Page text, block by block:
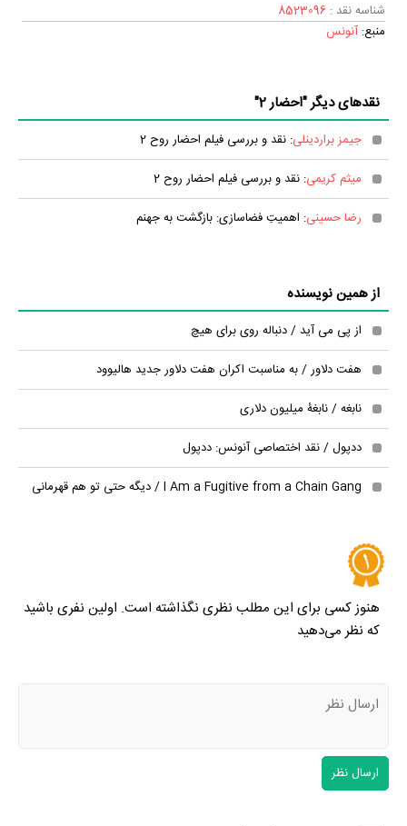
شناسه نقد : 8523096
منبع:آنونس
نقدهای دیگر "احضار 2"
جیمز براردینلی: نقد و بررسی فیلم احضار روح 2
میثم کریمی: نقد و بررسی فیلم احضار روح 2
رضا حسینی: اهمیتِ فضاسازی: بازگشت به جهنم
از همین نویسنده
از پی می آید / دنباله روی برای هیچ
هفت دلاور / به مناسبت اکران هفت دلاور جدید هالیوود
نابغه / نابغۀ میلیون دلاری
ددپول / نقد اختصاصی آنونس: ددپول
I Am a Fugitive from a Chain Gang / دیگه حتی تو هم قهرمانی
هنوز کسی برای این مطلب نظری نگذاشته است. اولین نفری باشید
که نظر می‌دهید
ارسال نظر